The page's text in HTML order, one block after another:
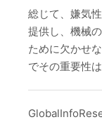
総じて、嫌気
提供し、機械
ために欠かせ
でその重要性